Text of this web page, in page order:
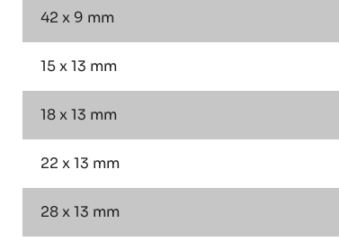
42 x 9 mm
15 x 13 mm
18 x 13 mm
22 x 13 mm
28 x 13 mm